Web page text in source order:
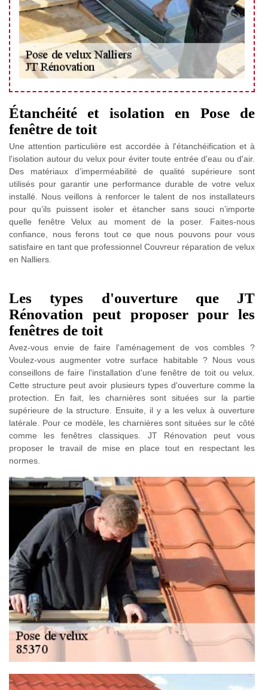
Étanchéité et isolation en Pose de
fenêtre de toit
Une attention particulière est accordée à l'étanchéification et à
l'isolation autour du velux pour éviter toute entrée d'eau ou d'air.
Des matériaux d’imperméabilité de qualité supérieure sont
utilisés pour garantir une performance durable de votre velux
installé. Nous veillons à renforcer le talent de nos installateurs
pour qu’ils puissent isoler et étancher sans souci n’importe
quelle fenêtre Velux au moment de la poser. Faites-nous
confiance, nous ferons tout ce que nous pouvons pour vous
satisfaire en tant que professionnel Couvreur réparation de velux
en Nalliers.
Les types d'ouverture que JT
Rénovation peut proposer pour les
fenêtres de toit
Avez-vous envie de faire l'aménagement de vos combles ?
Voulez-vous augmenter votre surface habitable ? Nous vous
conseillons de faire l'installation d'une fenêtre de toit ou velux.
Cette structure peut avoir plusieurs types d'ouverture comme la
protection. En fait, les charnières sont situées sur la partie
supérieure de la structure. Ensuite, il y a les velux à ouverture
latérale. Pour ce modèle, les charnières sont situées sur le côté
comme les fenêtres classiques. JT Rénovation peut vous
proposer le travail de mise en place tout en respectant les
normes.